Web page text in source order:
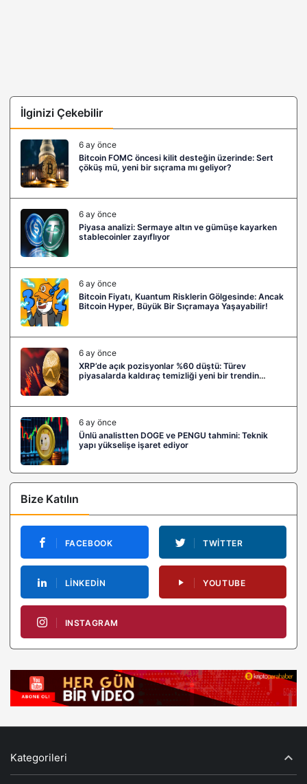
İlginizi Çekebilir
6 ay önce
Bitcoin FOMC öncesi kilit desteğin üzerinde: Sert
çöküş mü, yeni bir sıçrama mı geliyor?
6 ay önce
Piyasa analizi: Sermaye altın ve gümüşe kayarken
stablecoinler zayıflıyor
6 ay önce
Bitcoin Fiyatı, Kuantum Risklerin Gölgesinde: Ancak
Bitcoin Hyper, Büyük Bir Sıçramaya Yaşayabilir!
6 ay önce
XRP’de açık pozisyonlar %60 düştü: Türev
piyasalarda kaldıraç temizliği yeni bir trendin
6 ay önce
Ünlü analistten DOGE ve PENGU tahmini: Teknik
yapı yükselişe işaret ediyor
Bize Katılın
FACEBOOK TWITTER
LINKEDIN YOUTUBE
INSTAGRAM
Kategorileri